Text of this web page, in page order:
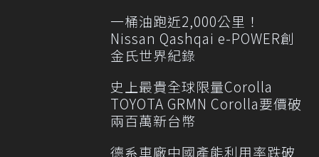
一桶油跑近2,000公里！
Nissan Qashqai e-POWER創
金氏世界紀錄
史上最貴全球限量Corolla
TOYOTA GRMN Corolla要價破
兩百萬新台幣
德系車廠中國產能利用率跌破